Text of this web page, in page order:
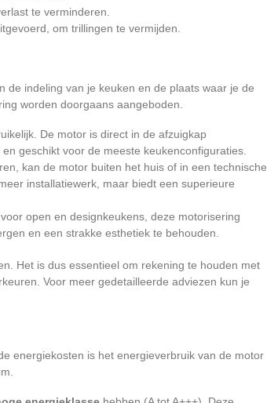
te verminderen.
om trillingen te vermijden.
de indeling van je keuken en de plaats waar je de
worden doorgaans aangeboden.
De motor is direct in de afzuigkap
geschikt voor de meeste keukenconfiguraties.
kan de motor buiten het huis of in een technische
installatiewerk, maar biedt een superieure
open en designkeukens, deze motorisering
en een strakke esthetiek te behouden.
Het is dus essentieel om rekening te houden met
Voor meer gedetailleerde adviezen kun je
energiekosten is het energieverbruik van de motor